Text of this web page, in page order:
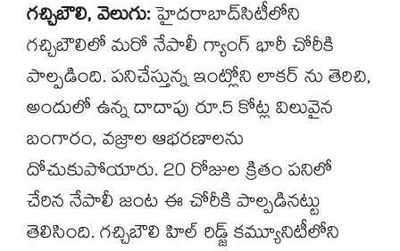
గచ్చిబౌలి, వెలుగు:హైదరాబాద్​సిటీలోని
గచ్చిబౌలిలో మరో నేపాలీ గ్యాంగ్ భారీ చోరీకి
పాల్పడింది. పనిచేస్తున్న ఇంట్లోని లాకర్ ను తెరిచి,
అందులో ఉన్న దాదాపు రూ.5 కోట్ల విలువైన
బంగారం, వజ్రాల ఆభరణాలను
దోచుకుపోయారు. 20 రోజుల క్రితం పనిలో
చేరిన నేపాలీ జంట ఈ చోరీకి పాల్పడినట్టు
తెలిసింది. గచ్చిబౌలి హిల్ రిడ్జ్ కమ్యూనిటీలోని